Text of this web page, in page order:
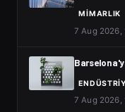
MIMARLIK
7 Aug 2026,
7 Aug 2026,